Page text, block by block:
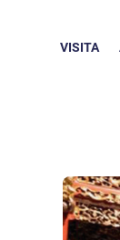
VISITA